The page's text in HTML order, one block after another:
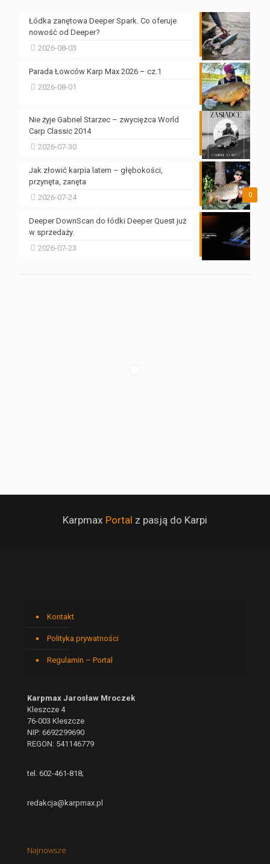
Łódka zanętowa Deeper Spark. Co oferuje
nowość od Deeper?
2026-08-03
Parada Łowców Karp Max 2026 – cz.1
2026-08-01
Nie żyje Gabriel Starzec – zwycięzca World
Carp Classic 2014
2026-07-30
0
Jak złowić karpia latem – głębokości,
przynęta, zanęta
2026-07-24
Deeper DownScan do łódki Deeper Quest już
w sprzedaży.
2026-07-23
Karpmax Portal z pasją do Karpi
Kontakt
Polityka prywatności
Regulamin – Portal
Karpmax Jarosław Mroczek
Kleszcze 4
76-003 Kleszcze
NIP: 6692299690
REGON: 541146779
tel. 602-461-818;
redakcja@karpmax.pl
Najnowsze